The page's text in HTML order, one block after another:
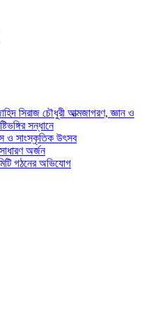
সিরাজ চৌধুরী আত্মজাগরণ, জ্ঞান ও
সন্ধানে
ও সাংস্কৃতিক উৎসব
অর্জন
গঠনের অভিযোগ